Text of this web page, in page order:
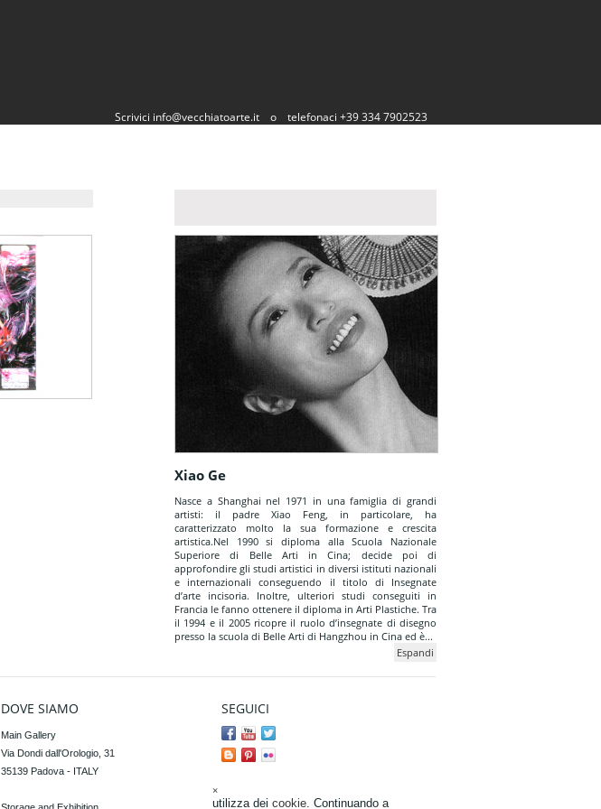
Scrivici info@vecchiatoarte.it o telefonaci +39 334 7902523
Xiao Ge
Nasce a Shanghai nel 1971 in una famiglia di grandi
artisti: il padre Xiao Feng, in particolare, ha
caratterizzato molto la sua formazione e crescita
artistica.Nel 1990 si diploma alla Scuola Nazionale
Superiore di Belle Arti in Cina; decide poi di
approfondire gli studi artistici in diversi istituti nazionali
e internazionali conseguendo il titolo di Insegnate
d’arte incisoria. Inoltre, ulteriori studi conseguiti in
Francia le fanno ottenere il diploma in Arti Plastiche. Tra
il 1994 e il 2005 ricopre il ruolo d’insegnate di disegno
presso la scuola di Belle Arti di Hangzhou in Cina ed è...
Espandi
DOVE SIAMO
Main Gallery
Via Dondi dall'Orologio, 31
35139 Padova - ITALY
SEGUICI
×
utilizza dei cookie. Continuando a